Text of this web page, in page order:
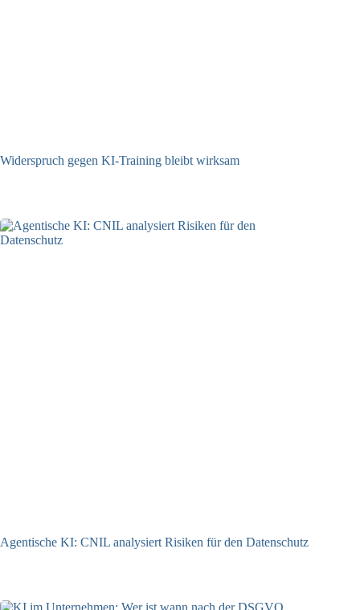
Widerspruch gegen KI-Training bleibt wirksam
Agentische KI: CNIL analysiert Risiken für den Datenschutz